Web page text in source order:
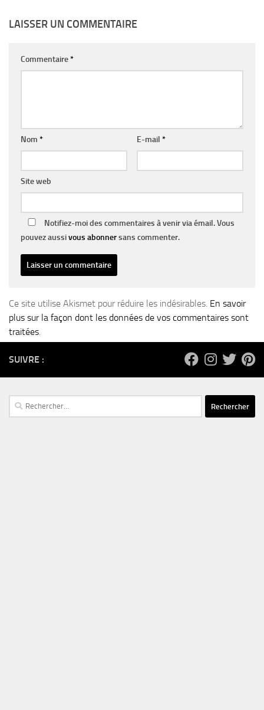
LAISSER UN COMMENTAIRE
Commentaire*
Nom * E-mail *
Site web
Notifiez-moi des commentaires à venir via émail. Vous
pouvez aussivous abonnersans commenter.
Ce site utilise Akismet pour réduire les indésirables. En savoir
plus sur la façon dont les données de vos commentaires sont
traitées.
SUIVRE :
Rechercher :